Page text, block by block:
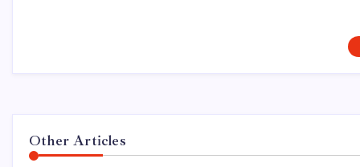
Other Articles